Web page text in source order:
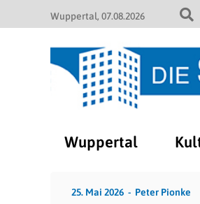
Wuppertal 07.08.2026
Wuppertal
25. Mai 2026 Peter Pionke